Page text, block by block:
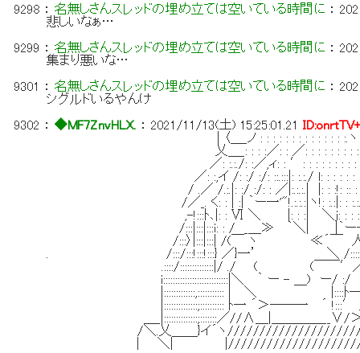
9298 ：名無しさんスレッドの埋め立ては空いている時間に ：
悲しいなぁ…
9299 ：名無しさんスレッドの埋め立ては空いている時間に ：
集まり悪いな…
9301
：名無しさんスレッドの埋め立ては空いている時間に ：
シグルドいるやんけ
9302 ：◆MF7ZnvHLX. ：2021/11/13(土) 15:25:01.21
| 〈＿_ノ : : : : : : : : : : : : : :.ヽ ＿｀
乂＿_: : : :／: : ／: : : : : : : : : : :
／: :.:./: :／,ィ: : ′: : : : : : : : : : : :.:.|: :
／: :,イ /: :/ :/: ::.:::|: :.:./ l: : : : : : :.:.l:.: ｀
/ .／ /.:.|: :/ :/: : ／|:.:.:.| |: : :!: :: : ::.|: : : :
/／_. く: : | :| ｀ー一'"!.:.:.:|ヽ!: :.:|: : :.:.:.:|::. :
,-!:::ﾄ､|: : Ⅵ ＼ |: : :| ＼j: : : :: :|:::. : : :
/:::|:::|:::i: : / _＿≫ ｀＼| |｀ー─!::::. : : :
/:::〉|:::|:::| /(￣ ヽ ≪´￣ 人: ＼::::. :
. /:::/:::!:::!:::} ／}一’ ＼ /::::::;ィ介 ､＿＿_
.::::/::::::::::::::|/ ./ ( (￣￣′／ |.:/
i:::::::::::::::::::::::::::|＼ ｀ ー - ＿) ー/ :/ {/
|:::::::::::::,::::::::::: | ＼ |::::ﾄ一
|::::::::::::::;:::::::::: ﾄ一 ´＞──一 ´ !:::′ /／
＿_|::::::::::::::;:::::::／//∧＿|＿＿＿＿__∨/＞､ｲ
/＼.乂＿＿}イ´ヽ/////////////////////∧＿
| ＼|